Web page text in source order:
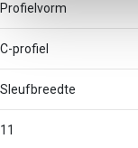
Profielvorm
C-profiel
Sleufbreedte
11